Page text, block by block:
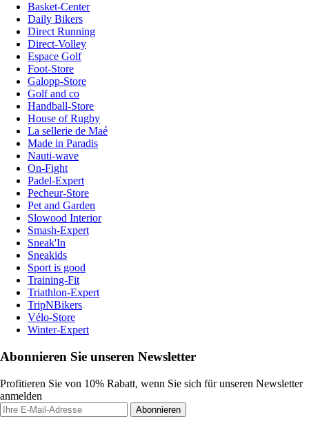
Basket-Center
Daily Bikers
Direct Running
Direct-Volley
Espace Golf
Foot-Store
Galopp-Store
Golf and co
Handball-Store
House of Rugby
La sellerie de Maé
Made in Paradis
Nauti-wave
On-Fight
Padel-Expert
Pecheur-Store
Pet and Garden
Slowood Interior
Smash-Expert
Sneak'In
Sneakids
Sport is good
Training-Fit
Triathlon-Expert
TripNBikers
Vélo-Store
Winter-Expert
Abonnieren Sie unseren Newsletter
Profitieren Sie von 10% Rabatt, wenn Sie sich für unseren Newsletter
anmelden
Abonnieren